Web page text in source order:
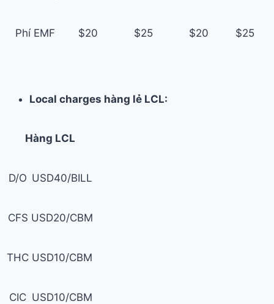
Phí EMF $20 $25 $20 $25
Local charges hàng lẻ LCL:
Hàng LCL
D/O USD40/BILL
CFS USD20/CBM
THC USD10/CBM
CIC USD10/CBM